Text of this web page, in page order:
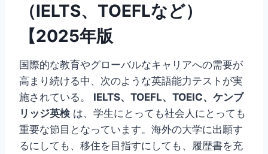
（IELTS、TOEFLなど）
【2025年版
国際的な教育やグローバルなキャリアへの需要が
高まり続ける中、次のような英語能力テストが実
施されている。 IELTS、TOEFL、TOEIC、ケンブ
リッジ英検 は、学生にとっても社会人にとっても
重要な節目となっています。海外の大学に出願す
るにしても、移住を目指すにしても、履歴書を充